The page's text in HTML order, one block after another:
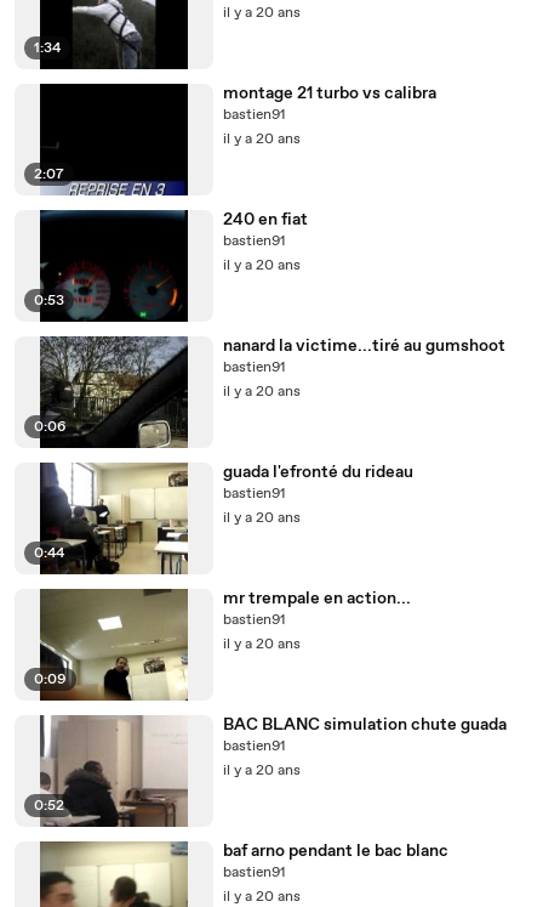
1:34
il y a 20 ans
2:07
montage 21 turbo vs calibra
bastien91
il y a 20 ans
0:53
240 en fiat
bastien91
il y a 20 ans
0:06
nanard la victime...tiré au gumshoot
bastien91
il y a 20 ans
0:44
guada l'efronté du rideau
bastien91
il y a 20 ans
0:09
mr trempale en action...
bastien91
il y a 20 ans
0:52
BAC BLANC simulation chute guada
bastien91
il y a 20 ans
baf arno pendant le bac blanc
bastien91
il y a 20 ans